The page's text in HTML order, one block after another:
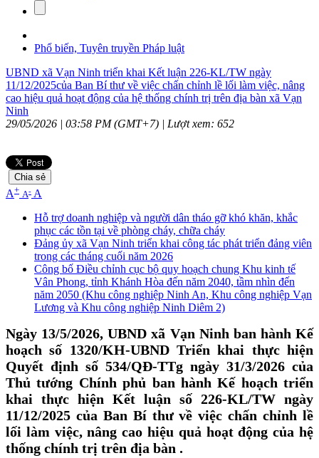
Phổ biến, Tuyên truyền Pháp luật
UBND xã Vạn Ninh triển khai Kết luận 226-KL/TW ngày
11/12/2025của Ban Bí thư về việc chấn chỉnh lề lối làm việc, nâng
cao hiệu quả hoạt động của hệ thống chính trị trên địa bàn xã Vạn
Ninh
29/05/2026 | 03:58 PM (GMT+7) | Lượt xem: 652
Chia sẻ
A+ A- A
Hỗ trợ doanh nghiệp và người dân tháo gỡ khó khăn, khắc
phục các tồn tại về phòng cháy, chữa cháy
Đảng ủy xã Vạn Ninh triển khai công tác phát triển đảng viên
trong các tháng cuối năm 2026
Công bố Điều chỉnh cục bộ quy hoạch chung Khu kinh tế
Vân Phong, tỉnh Khánh Hòa đến năm 2040, tầm nhìn đến
năm 2050 (Khu công nghiệp Ninh An, Khu công nghiệp Vạn
Lương và Khu công nghiệp Ninh Diêm 2)
Ngày 13/5/2026, UBND xã Vạn Ninh ban hành Kế
hoạch số 1320/KH-UBND Triển khai thực hiện
Quyết định số 534/QĐ-TTg ngày 31/3/2026 của
Thủ tướng Chính phủ ban hành Kế hoạch triển
khai thực hiện Kết luận số 226-KL/TW ngày
11/12/2025 của Ban Bí thư về việc chấn chỉnh lề
lối làm việc, nâng cao hiệu quả hoạt động của hệ
thống chính trị trên địa bàn .